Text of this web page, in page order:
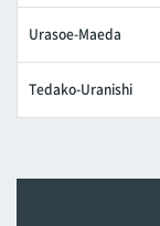
Urasoe-Maeda
Tedako-Uranishi